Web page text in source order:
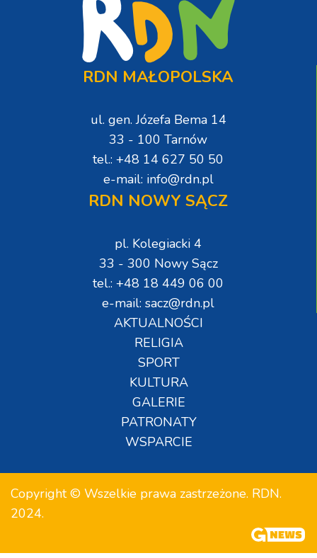
RDN MAŁOPOLSKA
ul. gen. Józefa Bema 14
33 - 100 Tarnów
tel.: +48 14 627 50 50
e-mail: info@rdn.pl
RDN NOWY SĄCZ
pl. Kolegiacki 4
33 - 300 Nowy Sącz
tel.: +48 18 449 06 00
e-mail: sacz@rdn.pl
AKTUALNOŚCI
RELIGIA
SPORT
KULTURA
GALERIE
PATRONATY
WSPARCIE
Copyright © Wszelkie prawa zastrzeżone. RDN.
2024.